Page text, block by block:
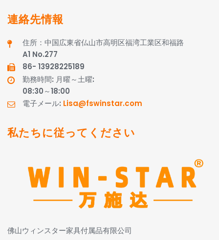
連絡先情報
住所：中国広東省仏山市高明区福湾工業区和福路
A1 No.277
86- 13928225189
勤務時間: 月曜～土曜:
08:30～18:00
電子メール: Lisa@fswinstar.com
私たちに従ってください
佛山ウィンスター家具付属品有限公司